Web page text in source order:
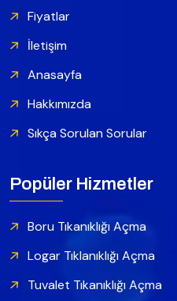
Fiyatlar
İletişim
Anasayfa
Hakkımızda
Sıkça Sorulan Sorular
Popüler Hizmetler
Boru Tıkanıklığı Açma
Logar Tıklanıklığı Açma
Tuvalet Tıkanıklığı Açma